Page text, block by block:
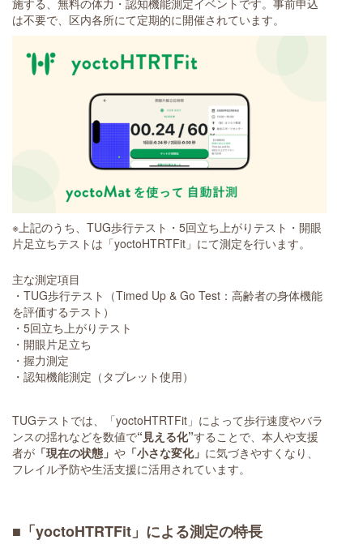
施する、無料の体力・認知機能測定イベントです。事前申込
は不要で、区内各所にて定期的に開催されています。
※上記のうち、TUG歩行テスト・5回立ち上がりテスト・開眼
片足立ちテストは「yoctoHTRTFit」にて測定を行います。
主な測定項目
・TUG歩行テスト（Timed Up & Go Test：高齢者の身体機能
を評価するテスト）
・5回立ち上がりテスト
・開眼片足立ち
・握力測定
・認知機能測定（タブレット使用）
TUGテストでは、「yoctoHTRTFit」によって歩行速度やバラ
ンスの揺れなどを数値で“見える化”することで、本人や支援
者が 「現在の状態」 や 「小さな変化」 に気づきやすくなり、
フレイル予防や生活支援に活用されています。
■「yoctoHTRTFit」による測定の特長